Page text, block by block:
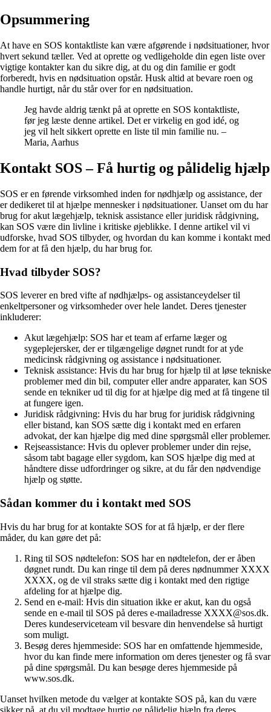
Opsummering
At have en SOS kontaktliste kan være afgørende i nødsituationer, hvor
hvert sekund tæller. Ved at oprette og vedligeholde din egen liste over
vigtige kontakter kan du sikre dig, at du og din familie er godt
forberedt, hvis en nødsituation opstår. Husk altid at bevare roen og
handle hurtigt, når du står over for en nødsituation.
Jeg havde aldrig tænkt på at oprette en SOS kontaktliste,
før jeg læste denne artikel. Det er virkelig en god idé, og
jeg vil helt sikkert oprette en liste til min familie nu. –
Maria, Aarhus
Kontakt SOS – Få hurtig og pålidelig hjælp
SOS er en førende virksomhed inden for nødhjælp og assistance, der
er dedikeret til at hjælpe mennesker i nødsituationer. Uanset om du har
brug for akut lægehjælp, teknisk assistance eller juridisk rådgivning,
kan SOS være din livline i kritiske øjeblikke. I denne artikel vil vi
udforske, hvad SOS tilbyder, og hvordan du kan komme i kontakt med
dem for at få den hjælp, du har brug for.
Hvad tilbyder SOS?
SOS leverer en bred vifte af nødhjælps- og assistanceydelser til
enkeltpersoner og virksomheder over hele landet. Deres tjenester
inkluderer:
Akut lægehjælp: SOS har et team af erfarne læger og
sygeplejersker, der er tilgængelige døgnet rundt for at yde
medicinsk rådgivning og assistance i nødsituationer.
Teknisk assistance: Hvis du har brug for hjælp til at løse tekniske
problemer med din bil, computer eller andre apparater, kan SOS
sende en tekniker ud til dig for at hjælpe dig med at få tingene til
at fungere igen.
Juridisk rådgivning: Hvis du har brug for juridisk rådgivning
eller bistand, kan SOS sætte dig i kontakt med en erfaren
advokat, der kan hjælpe dig med dine spørgsmål eller problemer.
Rejseassistance: Hvis du oplever problemer under din rejse,
såsom tabt bagage eller sygdom, kan SOS hjælpe dig med at
håndtere disse udfordringer og sikre, at du får den nødvendige
hjælp og støtte.
Sådan kommer du i kontakt med SOS
Hvis du har brug for at kontakte SOS for at få hjælp, er der flere
måder, du kan gøre det på:
Ring til SOS nødtelefon: SOS har en nødtelefon, der er åben
døgnet rundt. Du kan ringe til dem på deres nødnummer XXXX
XXXX, og de vil straks sætte dig i kontakt med den rigtige
afdeling for at hjælpe dig.
Send en e-mail: Hvis din situation ikke er akut, kan du også
sende en e-mail til SOS på deres e-mailadresse XXXX@sos.dk.
Deres kundeserviceteam vil besvare din henvendelse så hurtigt
som muligt.
Besøg deres hjemmeside: SOS har en omfattende hjemmeside,
hvor du kan finde mere information om deres tjenester og få svar
på dine spørgsmål. Du kan besøge deres hjemmeside på
www.sos.dk.
Uanset hvilken metode du vælger at kontakte SOS på, kan du være
sikker på, at du vil modtage hurtig og pålidelig hjælp fra deres